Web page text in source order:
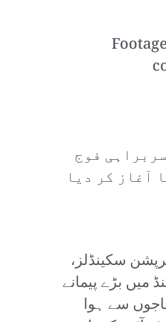
فوج
آغاز کر دیا
سکینڈلز،
میں بڑے پیمانے
سے ہوا